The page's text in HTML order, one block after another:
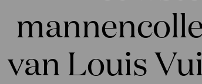
van Louis